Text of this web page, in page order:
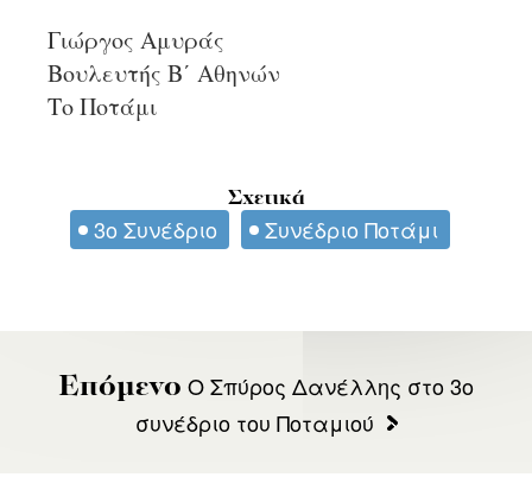
Γιώργος Αμυράς
Βουλευτής Β΄ Αθηνών
Το Ποτάμι
Σχετικά
3ο Συνέδριο Συνέδριο Ποτάμι
Επόμενο Ο Σπύρος Δανέλλης στο 3ο
συνέδριο του Ποταμιού